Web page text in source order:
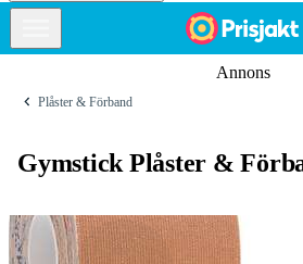
Annons
Plåster & Förband
Gymstick Plåster &